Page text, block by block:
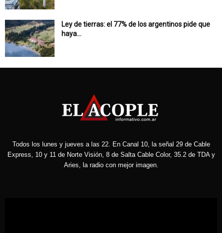
Ley de tierras: el 77% de los argentinos pide que
haya...
Todos los lunes y jueves a las 22. En Canal 10, la señal 29 de Cable
Express, 10 y 11 de Norte Visión, 8 de Salta Cable Color, 35.2 de TDA y
Aries, la radio con mejor imagen.